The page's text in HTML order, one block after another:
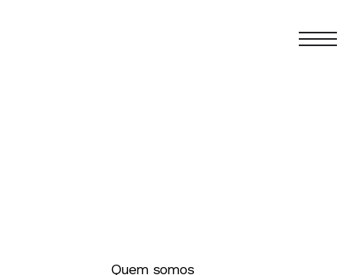
Quem somos